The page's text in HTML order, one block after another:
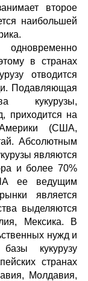
второе
наибольшей
в странах
отводится
Подавляющая
кукурузы,
приходится на
(США,
Абсолютным
являются
и более 70%
ее ведущим
является
выделяются
Мексика. В
нужд и
кукурузу
странах
Молдавия,